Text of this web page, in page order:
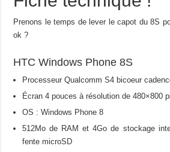
Prenons le temps de lever le capot du 8S
ok ?
HTC Windows Phone 8S
Processeur Qualcomm S4 bicoeur
Écran 4 pouces à résolution de 480×800
OS : Windows Phone 8
512Mo de RAM et 4Go de stockage
fente microSD